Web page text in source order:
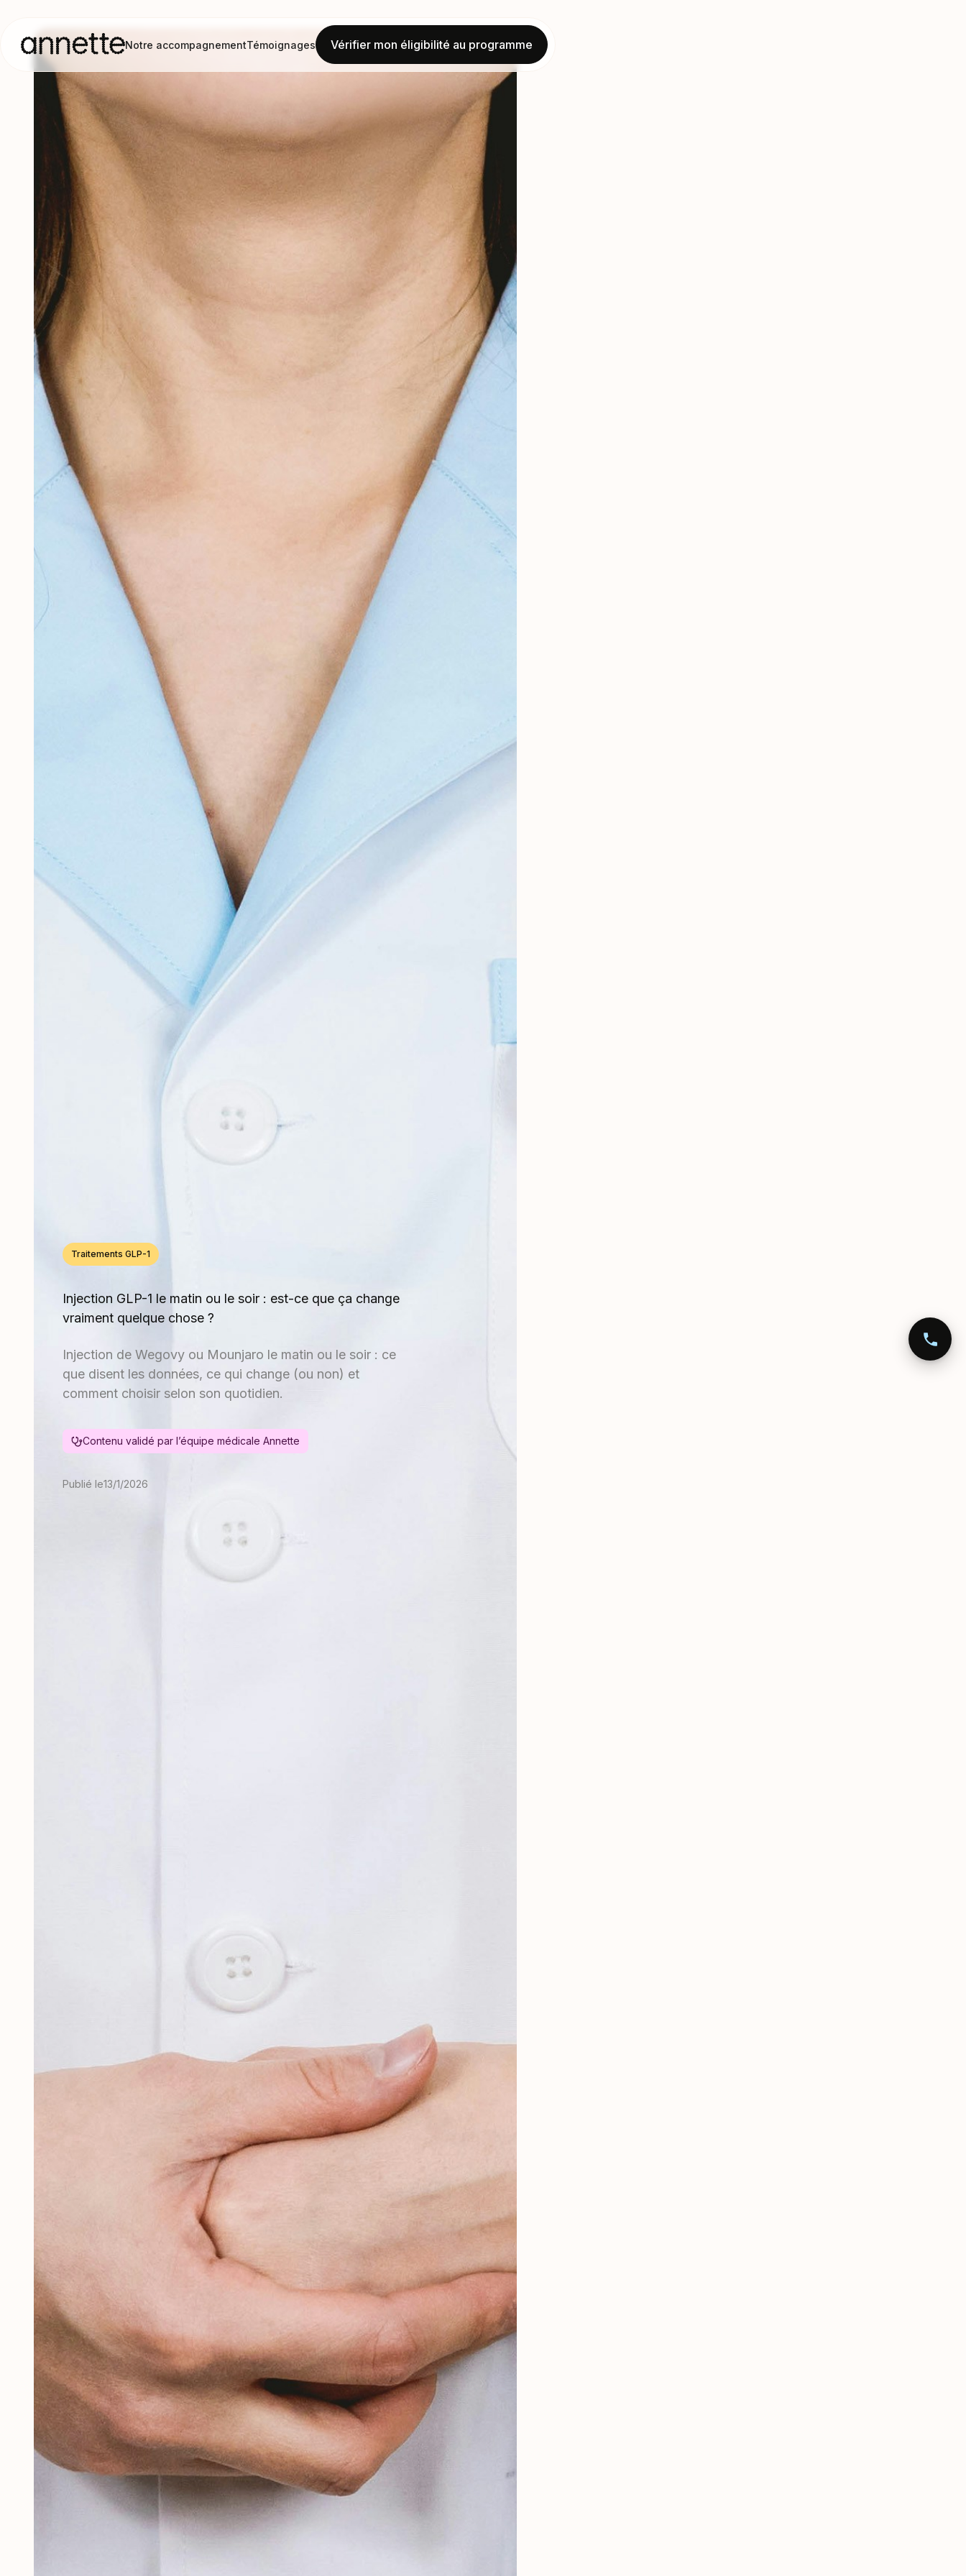
Notre accompagnementTémoignages Vérifier mon éligibilité au programme
Traitements GLP-1
Injection GLP-1 le matin ou le soir : est-ce que ça change
vraiment quelque chose ?
Injection de Wegovy ou Mounjaro le matin ou le soir : ce
que disent les données, ce qui change (ou non) et
comment choisir selon son quotidien.
Contenu validé par l’équipe médicale Annette
Publié le13/1/2026